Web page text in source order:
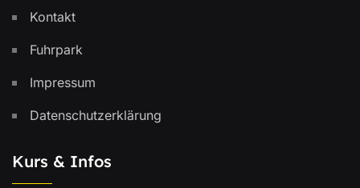
Kontakt
Fuhrpark
Impressum
Datenschutzerklärung
Kurs & Infos